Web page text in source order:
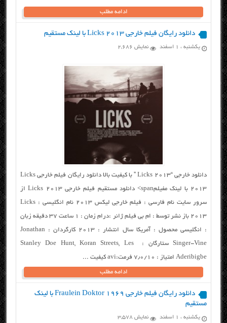
ادامه مطلب
دانلود رایگان فیلم خارجی Licks 2013 با لینک مستقیم
یکشنبه ، ۱ اسفند نمایش 2,686
دانلود خارجی “Licks 2013 ” با کیفیت بالا دانلود رایگان فیلم خارجی Licks
2013 با لینک مفیلمspan> دانلود مستقیم فیلم خارجی Licks 2013 از
سرور سایت نام فارسی : فیلم خارجی لیکس ۲۰۱۳ نام انگلیسی : Licks
2013 باز نشر توسط : ام بی فیلم ژانر :درام زمان : ۱ ساعت ۳۷ دقیقه زبان
: انگلیسی محصول : آمریکا سال انتشار : ۲۰۱۳ کارگردان : Jonathan
Singer-Vine ستارگان : Stanley Doe Hunt, Koran Streets, Les
Aderibigbe امتیاز : ۷٫۰/۱۰ فرمت:avi کیفیت ...
ادامه مطلب
دانلود رایگان فیلم خارجی Fraulein Doktor 1969 با لینک
مستقیم
یکشنبه ، ۱ اسفند نمایش 3,578